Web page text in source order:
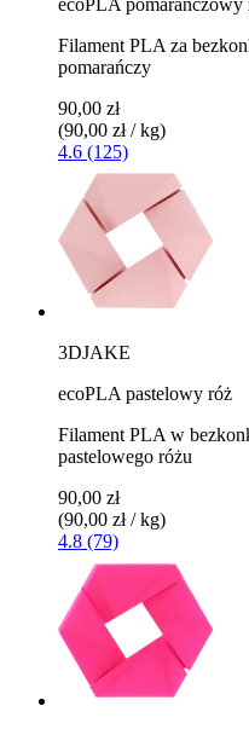
Filament PLA za
pomarańczy
90,00 zł
(90,00 zł / kg)
4.6 (125)
3DJAKE
ecoPLA pastelowy róż
Filament PLA w
pastelowego różu
90,00 zł
(90,00 zł / kg)
4.8 (79)